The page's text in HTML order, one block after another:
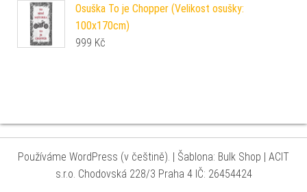
Osuška To je Chopper (Velikost osušky:
100x170cm)
999 Kč
Používáme WordPress (v češtině). Šablona: Bulk Shop
| ACIT
s.r.o. Chodovská 228/3 Praha 4 IČ: 26454424